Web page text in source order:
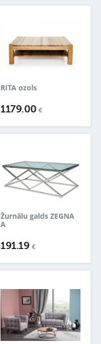
RITA ozols
1179.00 €
Žurnālu galds ZEGNA
A
191.19€